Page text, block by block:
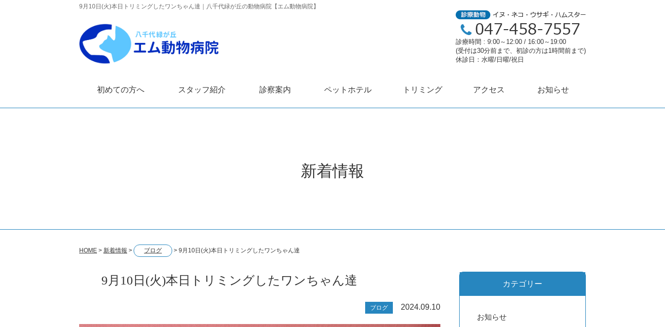
9月10日(火)本日トリミングしたワンちゃん達｜八千代緑が丘の動物病院【エム動物病院】
診療時間 : 9:00～12:00 / 16:00～19:00
(受付は30分前まで、初診の方は1時間前まで)
休診日：水曜/日曜/祝日
初めての方へ スタッフ紹介 診察案内 ペットホテル トリミング アクセス お知らせ
新着情報
HOME > 新着情報 > ブログ > 9月10日(火)本日トリミングしたワンちゃん達
9月10日(火)本日トリミングしたワンちゃん達
ブログ 2024.09.10
カテゴリー
お知らせ